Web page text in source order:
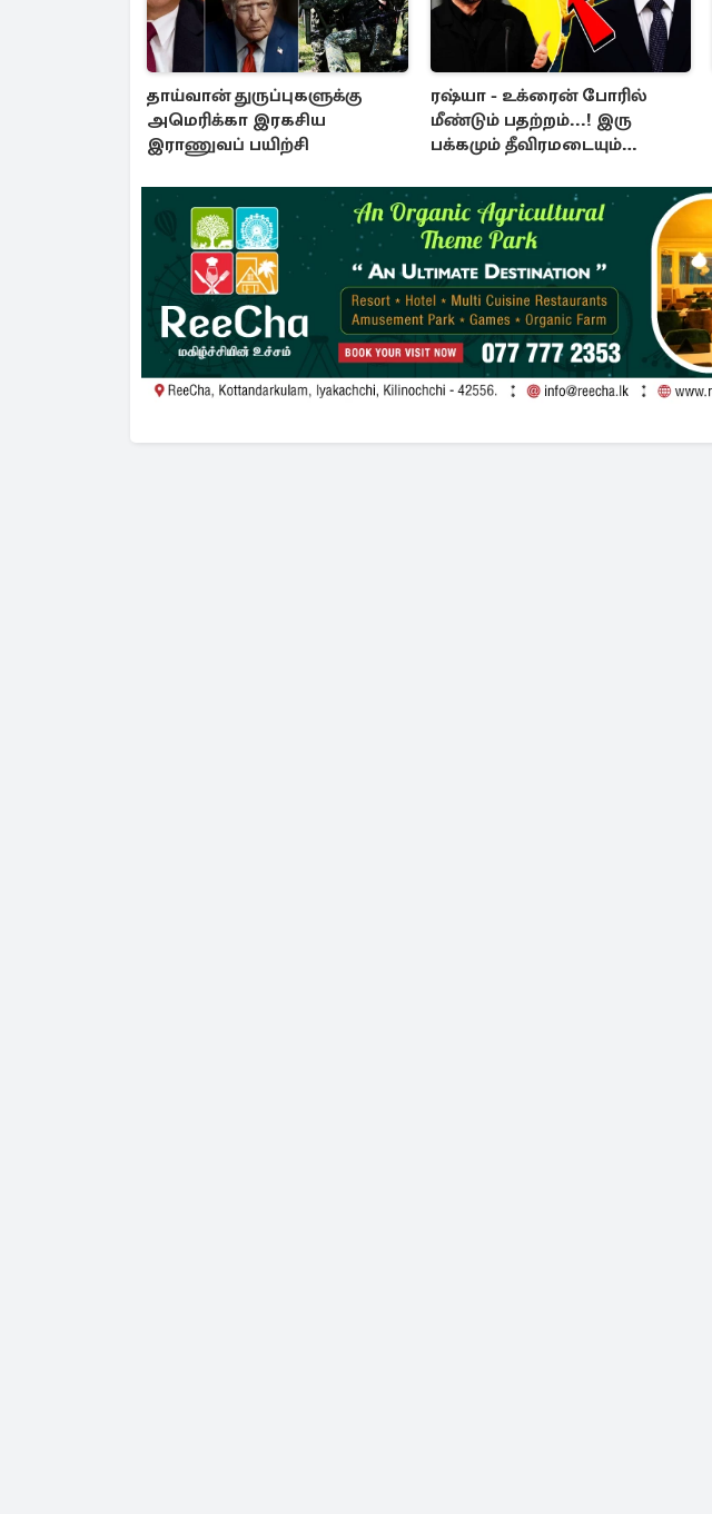
தாய்வான் துருப்புகளுக்கு
அமெரிக்கா இரகசிய
இராணுவப் பயிற்சி
ரஷ்யா - உக்ரைன் போரில்
மீண்டும் பதற்றம்...! இரு
பக்கமும் தீவிரமடையும்